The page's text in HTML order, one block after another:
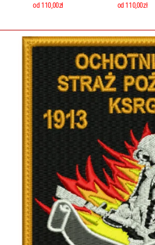
od 110,00zł
od 110,00zł